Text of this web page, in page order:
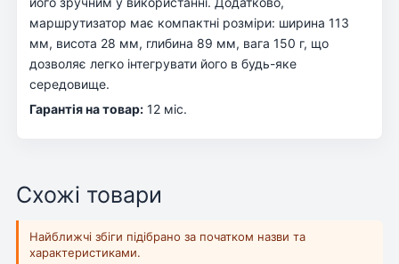
маршрутизатор має компактні розміри: ширина 113
мм, висота 28 мм, глибина 89 мм, вага 150 г, що
дозволяє легко інтегрувати його в будь-яке
середовище.
Гарантія на товар: 12 міс.
Схожі товари
Найближчі збіги підібрано за початком назви та
характеристиками.